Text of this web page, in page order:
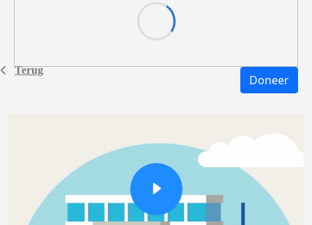
Terug
Doneer